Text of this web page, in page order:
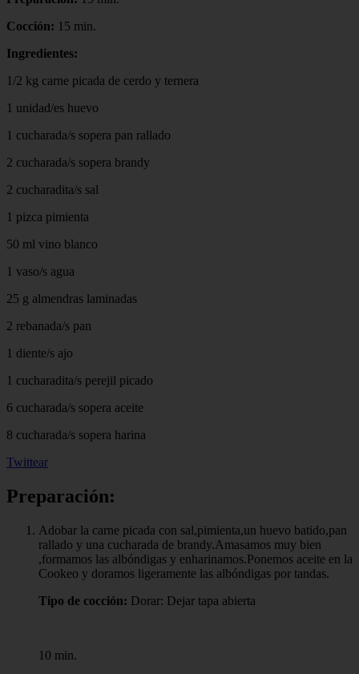
Cocción: 15 min.
Ingredientes:
1/2 kg carne picada de cerdo y ternera
1 unidad/es huevo
1 cucharada/s sopera pan rallado
2 cucharada/s sopera brandy
2 cucharadita/s sal
1 pizca pimienta
50 ml vino blanco
1 vaso/s agua
25 g almendras laminadas
2 rebanada/s pan
1 diente/s ajo
1 cucharadita/s perejil picado
6 cucharada/s sopera aceite
8 cucharada/s sopera harina
Twittear
Preparación:
Adobar la carne picada con sal,pimienta,un huevo batido,pan
rallado y una cucharada de brandy.Amasamos muy bien
,formamos las albóndigas y enharinamos.Ponemos aceite en la
Cookeo y doramos ligeramente las albóndigas por tandas.
Tipo de cocción: Dorar: Dejar tapa abierta
10 min.